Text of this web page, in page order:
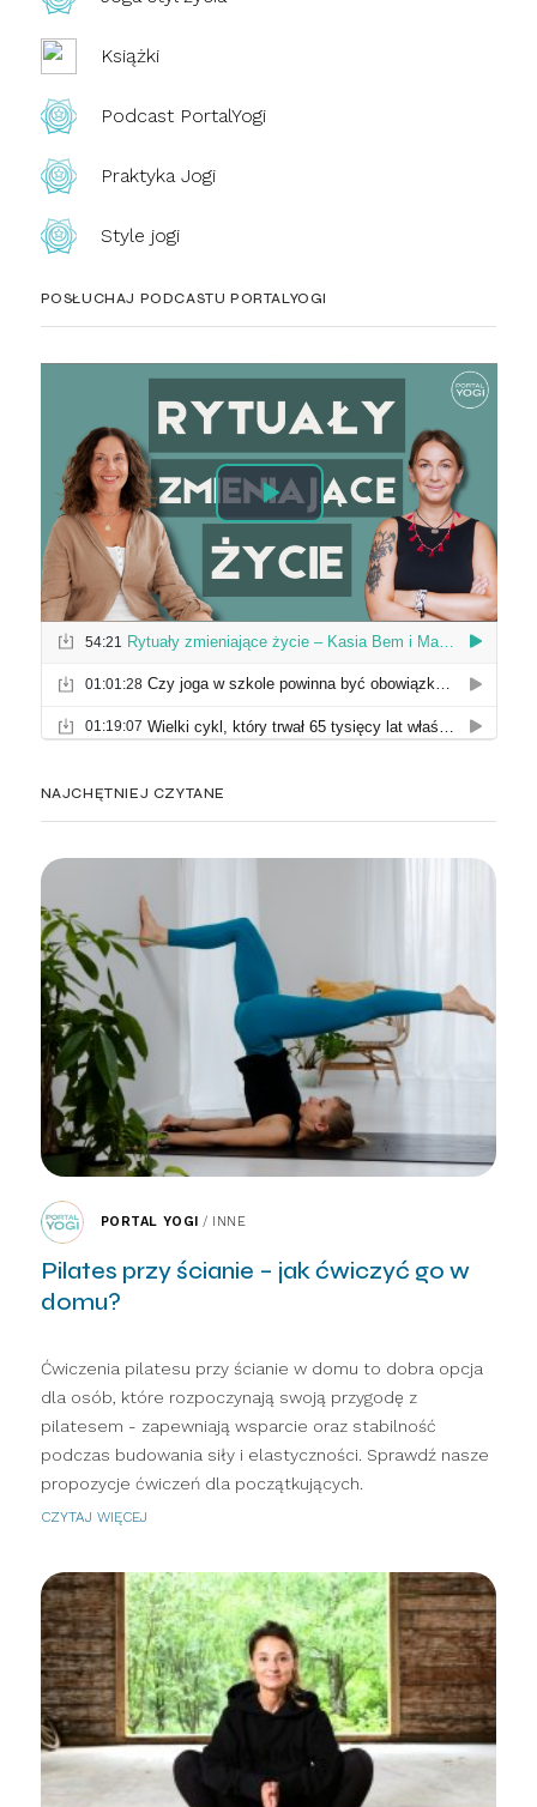
Książki
Podcast PortalYogi
Praktyka Jogi
Style jogi
POSŁUCHAJ PODCASTU PORTALYOGI
NAJCHĘTNIEJ CZYTANE
PORTAL YOGI / INNE
Pilates przy ścianie – jak ćwiczyć go w
domu?
Ćwiczenia pilatesu przy ścianie w domu to dobra opcja
dla osób, które rozpoczynają swoją przygodę z
pilatesem - zapewniają wsparcie oraz stabilność
podczas budowania siły i elastyczności. Sprawdź nasze
propozycje ćwiczeń dla początkujących.
CZYTAJ WIĘCEJ